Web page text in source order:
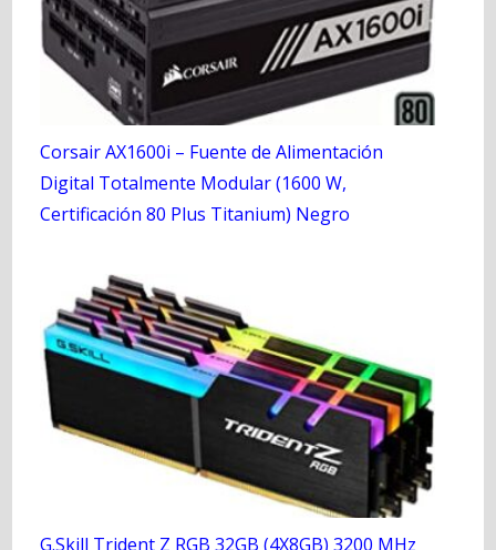
Corsair AX1600i – Fuente de Alimentación
Digital Totalmente Modular (1600 W,
Certificación 80 Plus Titanium) Negro
G.Skill Trident Z RGB 32GB (4X8GB) 3200 MHz